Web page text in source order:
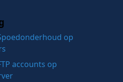
op
accounts op